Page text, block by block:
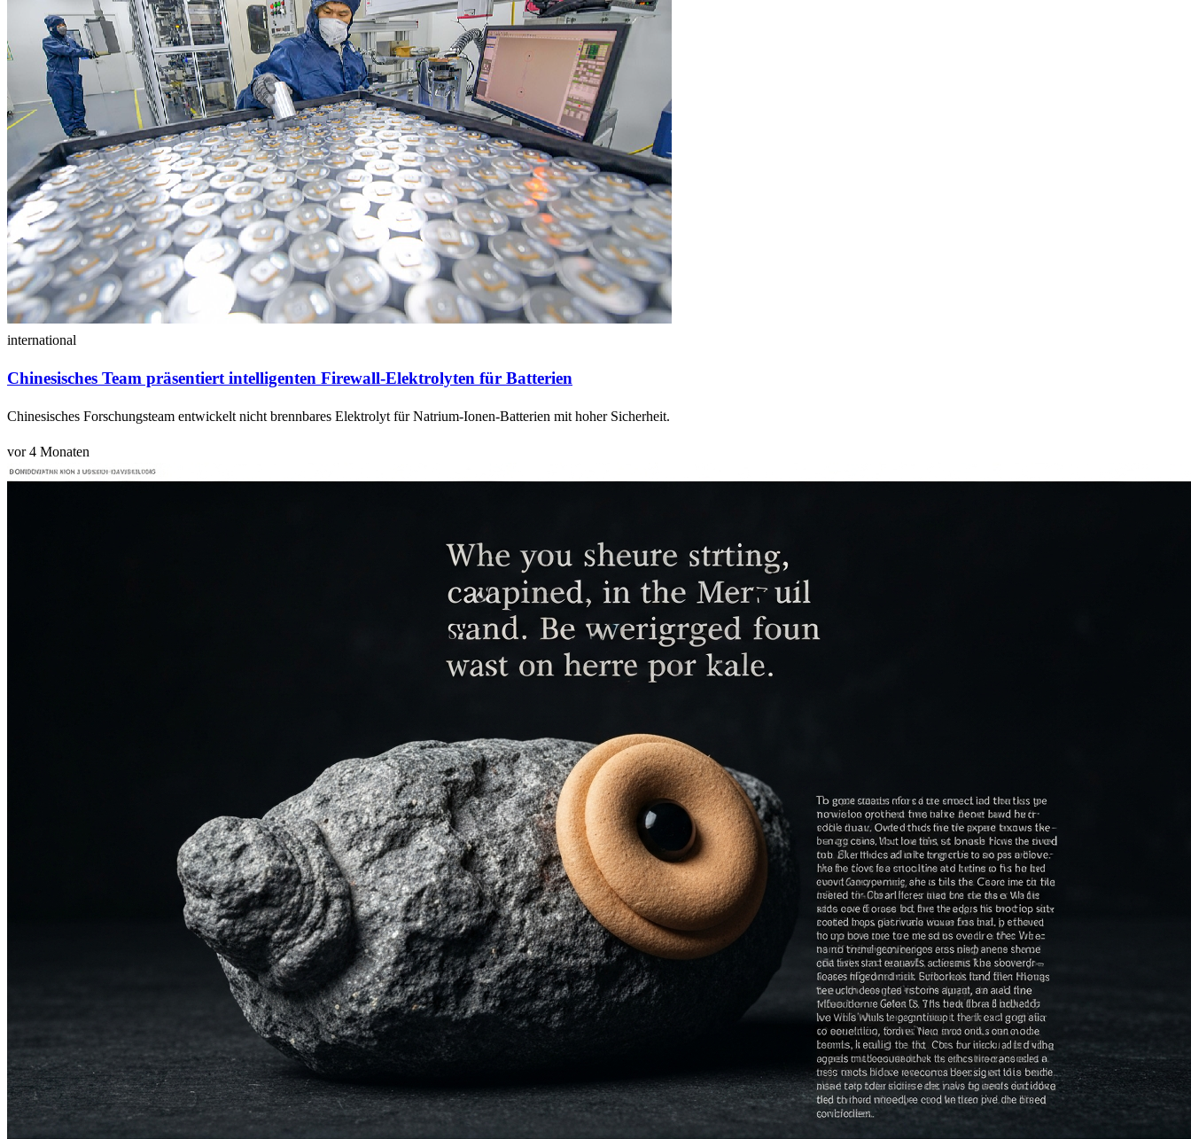
international
Chinesisches Team präsentiert intelligenten Firewall-Elektrolyten für Batterien
Chinesisches Forschungsteam entwickelt nicht brennbares Elektrolyt für Natrium-Ionen-Batterien mit hoher Sicherheit.
vor 4 Monaten